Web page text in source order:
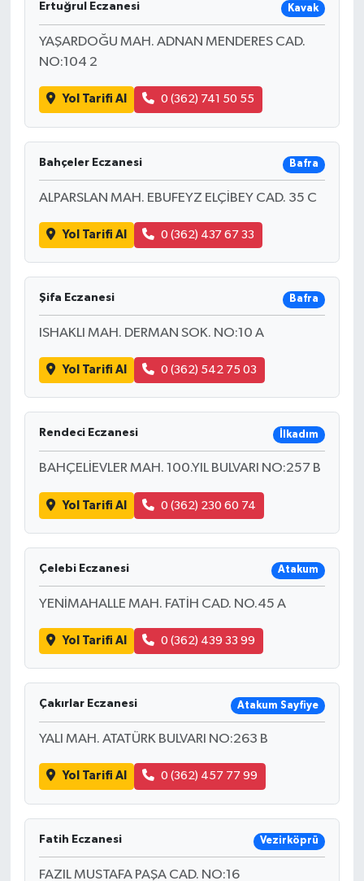
Ertuğrul Eczanesi Kavak
YAŞARDOĞU MAH. ADNAN MENDERES CAD.
NO:104 2
Yol Tarifi Al 0 (362) 741 50 55
Bahçeler Eczanesi Bafra
ALPARSLAN MAH. EBUFEYZ ELÇİBEY CAD. 35 C
Yol Tarifi Al 0 (362) 437 67 33
Şifa Eczanesi Bafra
ISHAKLI MAH. DERMAN SOK. NO:10 A
Yol Tarifi Al 0 (362) 542 75 03
Rendeci Eczanesi İlkadım
BAHÇELİEVLER MAH. 100.YIL BULVARI NO:257 B
Yol Tarifi Al 0 (362) 230 60 74
Çelebi Eczanesi Atakum
YENİMAHALLE MAH. FATİH CAD. NO.45 A
Yol Tarifi Al 0 (362) 439 33 99
Çakırlar Eczanesi Atakum Sayfiye
YALI MAH. ATATÜRK BULVARI NO:263 B
Yol Tarifi Al 0 (362) 457 77 99
Fatih Eczanesi Vezirköprü
FAZIL MUSTAFA PAŞA CAD. NO:16